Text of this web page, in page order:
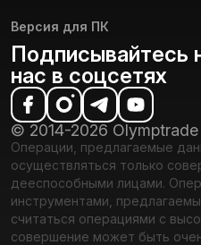
Версия для ПК
Подписывайтесь
нас в соцсетях
© 2014-2026 Olymptrade
Операции, предлагаемые
осуществляться только
дееспособными лицами.
инструментами,
считаться операциями с
совершение может быть